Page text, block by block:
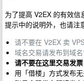
为了提高 V2EX 的有效
提示中的说明外，也请注
请不要在 V2EX 卖
域名交易请发布到域
请不要在这里交易发票
用「借楼」方式发布